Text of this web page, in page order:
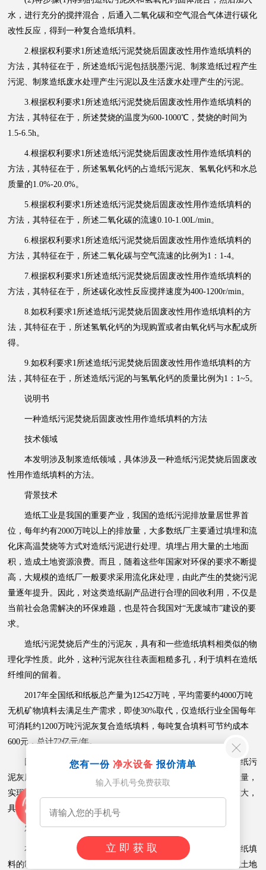
水，进行充分的搅拌混合，后通入二氧化碳和空气混合气体进行碳化
改性反应，得到一种复合造纸填料。
2.根据权利要求1所述造纸污泥焚烧后固废改性用作造纸填料的
方法，其特征在于，所述造纸污泥包括脱墨污泥、制浆造纸过程产生
污泥、制浆造纸废水处理产生污泥以及生活废水处理产生的污泥。
3.根据权利要求1所述造纸污泥焚烧后固废改性用作造纸填料的
方法，其特征在于，所述焚烧的温度为600-1000℃，焚烧的时间为
1.5-6.5h。
4.根据权利要求1所述造纸污泥焚烧后固废改性用作造纸填料的
方法，其特征在于，所述氢氧化钙的占造纸污泥灰、氢氧化钙和水总
质量的1.0%-20.0%。
5.根据权利要求1所述造纸污泥焚烧后固废改性用作造纸填料的
方法，其特征在于，所述二氧化碳的流速0.10-1.00L/min。
6.根据权利要求1所述造纸污泥焚烧后固废改性用作造纸填料的
方法，其特征在于，所述二氧化碳与空气流速的比例为1：1-4。
7.根据权利要求1所述造纸污泥焚烧后固废改性用作造纸填料的
方法，其特征在于，所述碳化改性反应搅拌速度为400-1200r/min。
8.如权利要求1所述造纸污泥焚烧后固废改性用作造纸填料的方
法，其特征在于，所述氢氧化钙的为现购置或者由氧化钙与水配成所
得。
9.如权利要求1所述造纸污泥焚烧后固废改性用作造纸填料的方
法，其特征在于，所述造纸污泥的与氢氧化钙的质量比例为1：1~5。
说明书
一种造纸污泥焚烧后固废改性用作造纸填料的方法
技术领域
本发明涉及制浆造纸领域，具体涉及一种造纸污泥焚烧后固废改
性用作造纸填料的方法。
背景技术
造纸工业是我国的重要产业，我国的造纸污泥排放量居世界首
位，每年约有2000万吨以上的排放量，大多数纸厂主要通过填埋和流
化床高温焚烧等方式对造纸污泥进行处理。填埋占用大量的土地面
积，造成土地资源浪费。而且，随着这些年国家对环保的要求不断提
高，大规模的造纸厂一般要求采用流化床处理，由此产生的焚烧污泥
量逐年提升。因此，对这类造纸副产品进行合理的回收利用，不仅是
当前社会急需解决的环保难题，也是符合我国对“无废城市”建设的要
求。
造纸污泥焚烧后产生的污泥灰，具有和一些造纸填料相类似的物
理化学性质。此外，这种污泥灰往往表面粗糙多孔，利于填料在造纸
纤维间的留着。
2017年全国纸和纸板总产量为12542万吨，平均需要约4000万吨
无机矿物填料去满足生产需求，即使30%取代，仅造纸行业全国每年
可消耗约1200万吨污泥灰复合造纸填料，每吨复合填料可节约成本
600元，总计72亿元/年。
因此，通过这种对造纸污泥灰碳化改性处理的方法，实现造纸污
泥灰用作造纸填料，对于持续推进固体废物改性大限度减少填埋量，
实现造纸污泥灰工业固废的高值化利用，降低造纸成本等意义重大，
具有良好的的环境效益、社会效益和经济效益。
发明内容
本发明的目的在于提供一种造纸污泥焚烧后固废改性用作造纸填
料的制备方法，从而解决上述提到的造纸污泥灰大量堆积，造成土地
您有一份 净水设备 报价清单
输入手机号免费获取
立即获取